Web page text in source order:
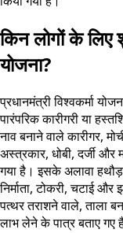
किन लोगों के लिए
योजना?
प्रधानमंत्री विश्वकर्मा
पारंपरिक कारीगरी या
नाव बनाने वाले कारीगर,
अस्त्रकार, धोबी, दर्जी और
गया है। इसके अलावा
निर्माता, टोकरी, चटाई
पत्थर तराशने वाले, ताला
लाभ लेने के पात्र बताए गए